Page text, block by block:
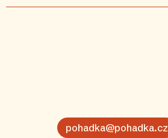
pohadka@pohadka.cz